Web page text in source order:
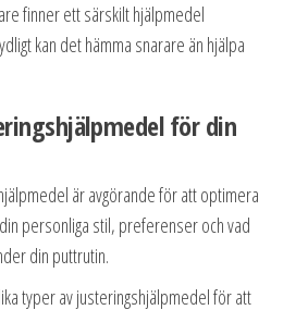
finner ett särskilt hjälpmedel
kan det hämma snarare än hjälpa
för din
är avgörande för att optimera
personliga stil, preferenser och vad
din puttrutin.
typer av justeringshjälpmedel för att